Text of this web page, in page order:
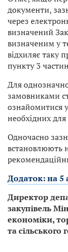
документи,
через
визначений
визначеним у
відхиляє таку
пункту 3
Для
замовниками
ознайомитися
необхідних
Одночасно
встановлюють
Додаток: на 5
Директор
закупівель
економіки,
та сільського